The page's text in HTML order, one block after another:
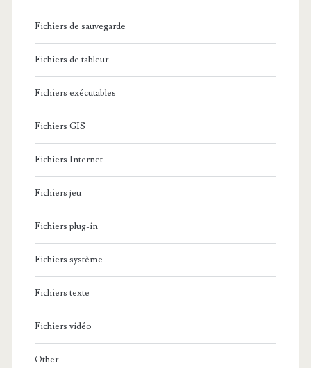
Fichiers de sauvegarde
Fichiers de tableur
Fichiers exécutables
Fichiers GIS
Fichiers Internet
Fichiers jeu
Fichiers plug-in
Fichiers système
Fichiers texte
Fichiers vidéo
Other